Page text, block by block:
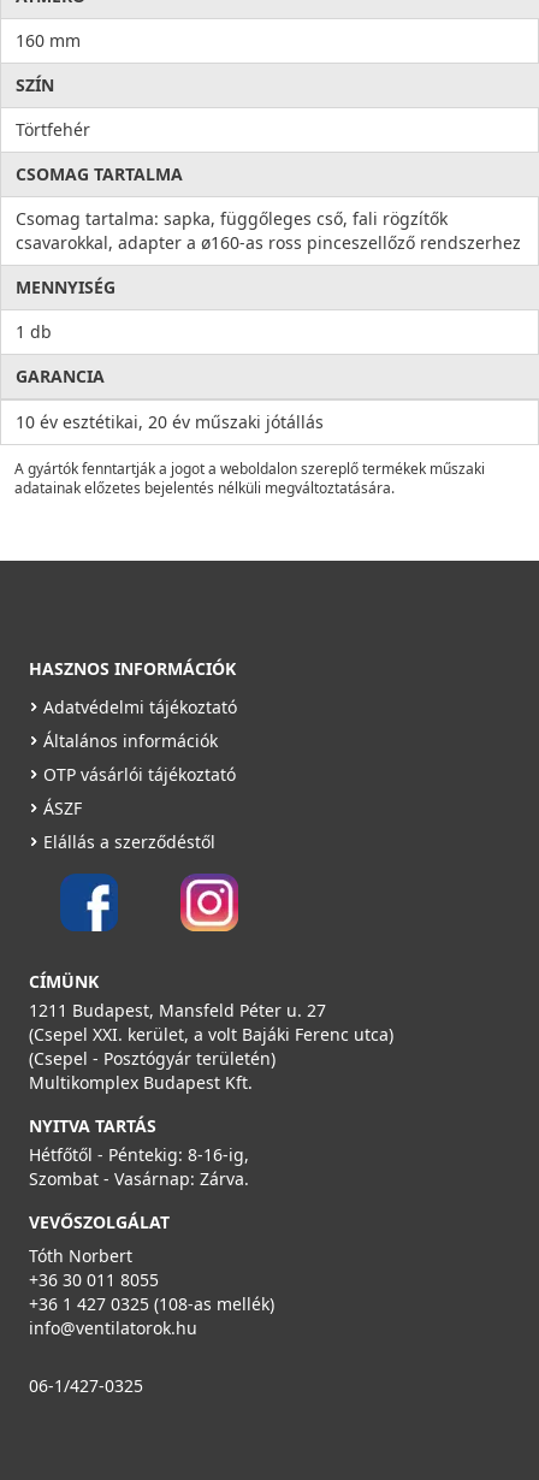
160 mm
SZÍN
Törtfehér
CSOMAG TARTALMA
Csomag tartalma: sapka, függőleges cső, fali rögzítők
csavarokkal, adapter a ø160-as ross pinceszellőző rendszerhez
MENNYISÉG
1 db
GARANCIA
10 év esztétikai, 20 év műszaki jótállás
A gyártók fenntartják a jogot a weboldalon szereplő termékek műszaki
adatainak előzetes bejelentés nélküli megváltoztatására.
HASZNOS INFORMÁCIÓK
Adatvédelmi tájékoztató
Általános információk
OTP vásárlói tájékoztató
ÁSZF
Elállás a szerződéstől
CÍMÜNK
1211 Budapest, Mansfeld Péter u. 27
(Csepel XXI. kerület, a volt Bajáki Ferenc utca)
(Csepel - Posztógyár területén)
Multikomplex Budapest Kft.
NYITVA TARTÁS
Hétfőtől - Péntekig: 8-16-ig,
Szombat - Vasárnap: Zárva.
VEVŐSZOLGÁLAT
Tóth Norbert
+36 30 011 8055
+36 1 427 0325 (108-as mellék)
info@ventilatorok.hu
06-1/427-0325